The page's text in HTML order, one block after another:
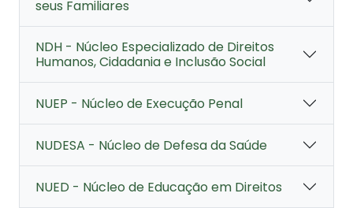
seus Familiares
NDH - Núcleo Especializado de Direitos
Humanos, Cidadania e Inclusão Social
NUEP - Núcleo de Execução Penal
NUDESA - Núcleo de Defesa da Saúde
NUED - Núcleo de Educação em Direitos